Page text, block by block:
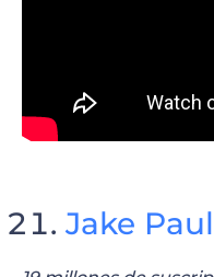
Jake Paul